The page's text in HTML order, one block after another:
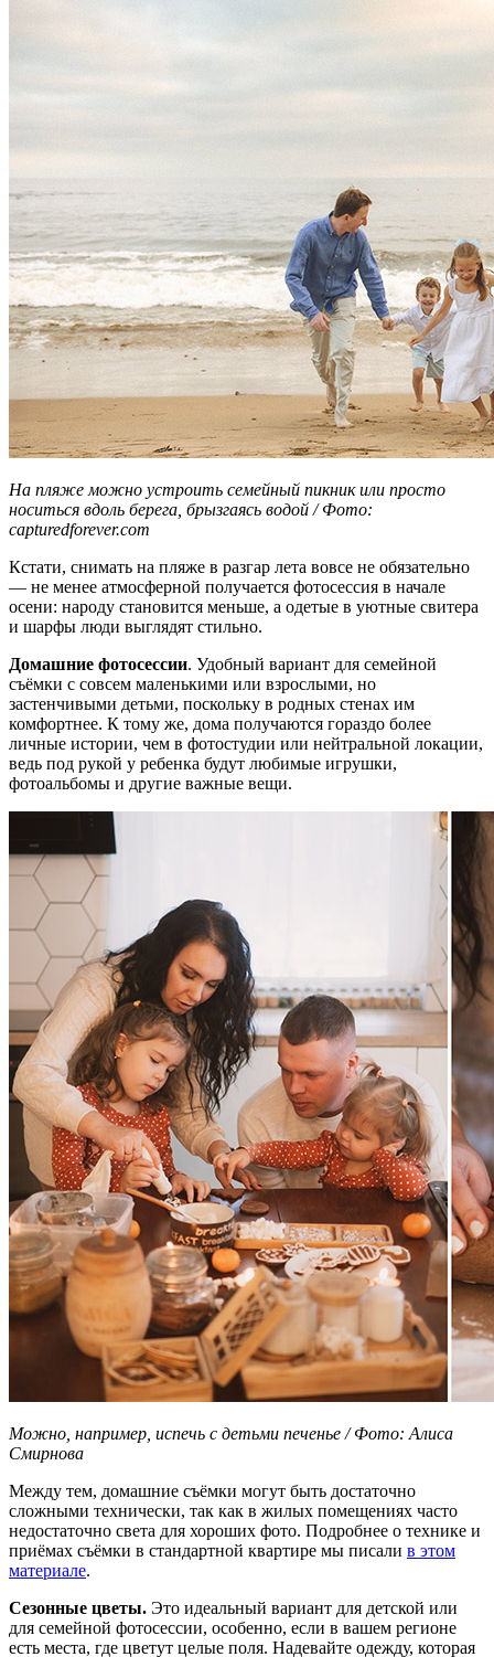
На пляже можно устроить семейный пикник или просто
носиться вдоль берега, брызгаясь водой / Фото:
capturedforever.com
Кстати, снимать на пляже в разгар лета вовсе не обязательно
— не менее атмосферной получается фотосессия в начале
осени: народу становится меньше, а одетые в уютные свитера
и шарфы люди выглядят стильно.
Домашние фотосессии. Удобный вариант для семейной
съёмки с совсем маленькими или взрослыми, но
застенчивыми детьми, поскольку в родных стенах им
комфортнее. К тому же, дома получаются гораздо более
личные истории, чем в фотостудии или нейтральной локации,
ведь под рукой у ребенка будут любимые игрушки,
фотоальбомы и другие важные вещи.
Можно, например, испечь с детьми печенье / Фото: Алиса
Смирнова
Между тем, домашние съёмки могут быть достаточно
сложными технически, так как в жилых помещениях часто
недостаточно света для хороших фото. Подробнее о технике и
приёмах съёмки в стандартной квартире мы писали в этом
материале.
Сезонные цветы. Это идеальный вариант для детской или
для семейной фотосессии, особенно, если в вашем регионе
есть места, где цветут целые поля. Надевайте одежду, которая